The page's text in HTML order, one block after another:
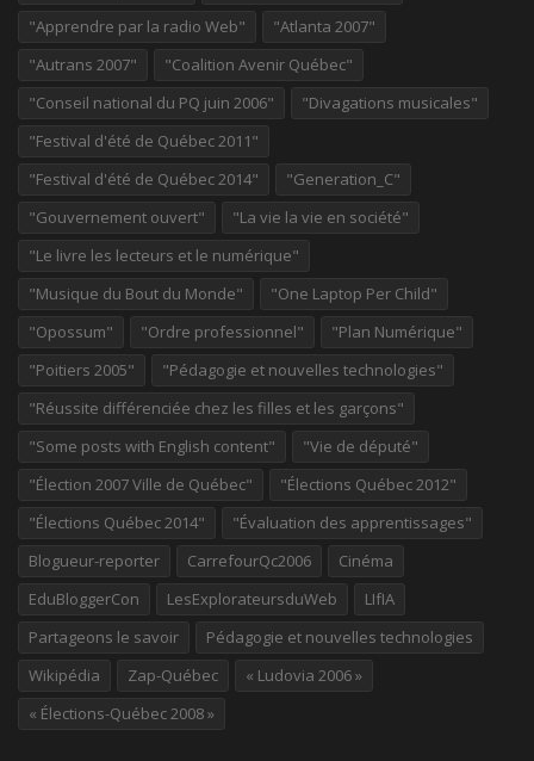
"Apprendre par la radio Web"
"Atlanta 2007"
"Autrans 2007"
"Coalition Avenir Québec"
"Conseil national du PQ juin 2006"
"Divagations musicales"
"Festival d'été de Québec 2011"
"Festival d'été de Québec 2014"
"Generation_C"
"Gouvernement ouvert"
"La vie la vie en société"
"Le livre les lecteurs et le numérique"
"Musique du Bout du Monde"
"One Laptop Per Child"
"Opossum"
"Ordre professionnel"
"Plan Numérique"
"Poitiers 2005"
"Pédagogie et nouvelles technologies"
"Réussite différenciée chez les filles et les garçons"
"Some posts with English content"
"Vie de député"
"Élection 2007 Ville de Québec"
"Élections Québec 2012"
"Élections Québec 2014"
"Évaluation des apprentissages"
Blogueur-reporter
CarrefourQc2006
Cinéma
EduBloggerCon
LesExplorateursduWeb
LIfIA
Partageons le savoir
Pédagogie et nouvelles technologies
Wikipédia
Zap-Québec
« Ludovia 2006 »
« Élections-Québec 2008 »